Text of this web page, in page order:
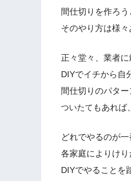
間仕切りを作ろう
そのやり方は様々
正々堂々、業者
DIYでイチから自
間仕切りのパター
ついたて もあれば、
どれでやるのが
各家庭によりけり
DIYでやることを